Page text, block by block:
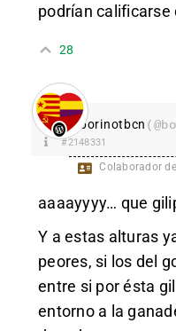
podrían calificarse
28
borinotbcn
#2148331
Colaborador
aaaayyyy… que
Y a estas alturas
peores, si los del
entre si por ésta
entorno a la